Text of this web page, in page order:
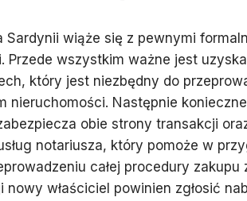
Sardynii wiąże się z pewnymi
Przede wszystkim ważne jest
który jest niezbędny do
nieruchomości. Następnie
obie strony transakcji
notariusza, który pomoże w
całej procedury zakupu
nowy właściciel powinien zgłosić